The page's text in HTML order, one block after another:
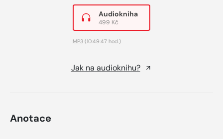
Audiokniha
499 Kč
MP3 (10:49:47 hod.)
Jak na audioknihu?
Anotace